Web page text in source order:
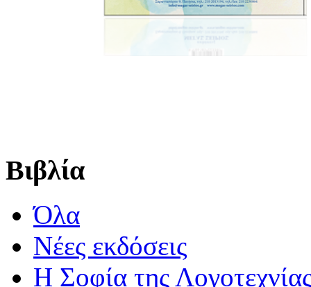
Βιβλία
Όλα
Νέες εκδόσεις
Η Σοφία της